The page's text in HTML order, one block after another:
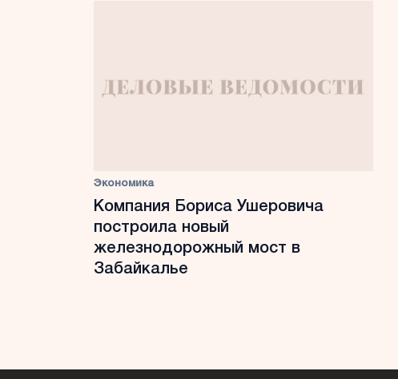
Экономика
Компания Бориса Ушеровича
построила новый
железнодорожный мост в
Забайкалье